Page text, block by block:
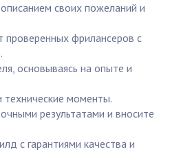
своих пожеланий и
проверенных фрилансеров с
основываясь на опыте и
моменты.
результатами и вносите
с гарантиями качества и